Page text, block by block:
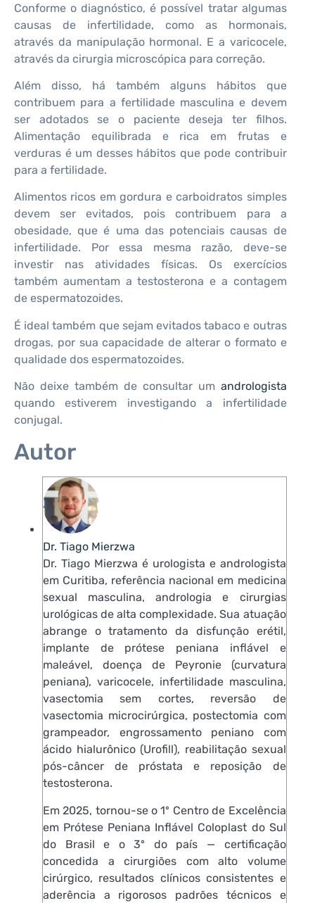
Conforme o diagnóstico, é possível tratar algumas
causas de infertilidade, como as hormonais,
através da manipulação hormonal. E a varicocele,
através da cirurgia microscópica para correção.
Além disso, há também alguns hábitos que
contribuem para a fertilidade masculina e devem
ser adotados se o paciente deseja ter filhos.
Alimentação equilibrada e rica em frutas e
verduras é um desses hábitos que pode contribuir
para a fertilidade.
Alimentos ricos em gordura e carboidratos simples
devem ser evitados, pois contribuem para a
obesidade, que é uma das potenciais causas de
infertilidade. Por essa mesma razão, deve-se
investir nas atividades físicas. Os exercícios
também aumentam a testosterona e a contagem
de espermatozoides.
É ideal também que sejam evitados tabaco e outras
drogas, por sua capacidade de alterar o formato e
qualidade dos espermatozoides.
Não deixe também de consultar um andrologista
quando estiverem investigando a infertilidade
conjugal.
Autor
Dr. Tiago Mierzwa
Dr. Tiago Mierzwa é urologista e andrologista
em Curitiba, referência nacional em medicina
sexual masculina, andrologia e cirurgias
urológicas de alta complexidade. Sua atuação
abrange o tratamento da disfunção erétil,
implante de prótese peniana inflável e
maleável, doença de Peyronie (curvatura
peniana), varicocele, infertilidade masculina,
vasectomia sem cortes, reversão de
vasectomia microcirúrgica, postectomia com
grampeador, engrossamento peniano com
ácido hialurônico (Urofill), reabilitação sexual
pós-câncer de próstata e reposição de
testosterona.
Em 2025, tornou-se o 1º Centro de Excelência
em Prótese Peniana Inflável Coloplast do Sul
do Brasil e o 3º do país — certificação
concedida a cirurgiões com alto volume
cirúrgico, resultados clínicos consistentes e
aderência a rigorosos padrões técnicos e